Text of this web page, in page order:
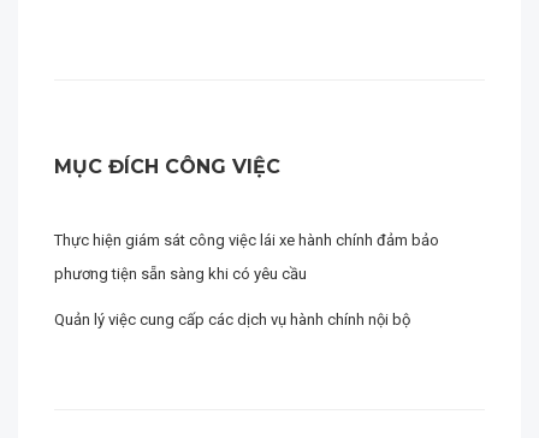
MỤC ĐÍCH CÔNG VIỆC
Thực hiện giám sát công việc lái xe hành chính đảm bảo
phương tiện sẵn sàng khi có yêu cầu
Quản lý việc cung cấp các dịch vụ hành chính nội bộ